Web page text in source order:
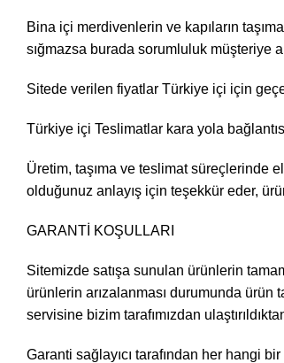
Bina içi merdivenlerin ve kapıların
sığmazsa burada sorumluluk müşteriye
Sitede verilen fiyatlar Türkiye içi için
Türkiye içi Teslimatlar kara yola
Üretim, taşıma ve teslimat süreçlerinde
olduğunuz anlayış için teşekkür eder,
GARANTİ KOŞULLARI
Sitemizde satışa sunulan ürünlerin
ürünlerin arızalanması durumunda ürün
servisine bizim tarafımızdan
Garanti sağlayıcı tarafından her hangi